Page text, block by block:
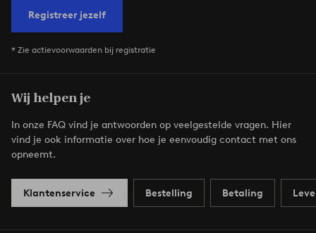
Registreer jezelf
* Zie actievoorwaarden bij registratie
Wij helpen je
In onze FAQ vind je antwoorden op veelgestelde vragen. Hier
vind je ook informatie over hoe je eenvoudig contact met ons
opneemt.
Klantenservice Bestelling Betaling